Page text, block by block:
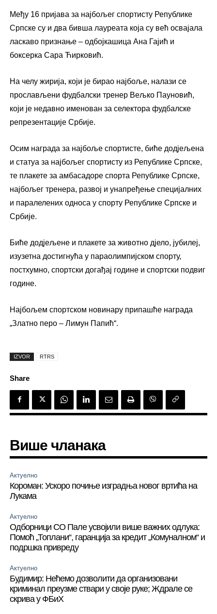
Међу 16 пријава за најбољег спортисту Републике
Српске су и два бивша лауреата која су већ освајала
ласкаво признање – одбојкашица Ана Гајић и
боксерка Сара Ћирковић.
На челу жирија, који је бирао најбоље, налази се
прослављени фудбалски тренер Вељко Пауновић,
који је недавно именован за селектора фудбалске
репрезентације Србије.
Осим награда за најбоље спортисте, биће додјељена
и статуа за најбољег спортисту из Републике Српске,
те плакете за амбасадоре спорта Републике Српске,
најбољег тренера, развој и унапређење специјалних
и паралелених односа у спорту Републике Српске и
Србије.
Биће додјељене и плакете за животно дјело, јубилеј,
изузетна достигнућа у параолимпијском спорту,
постхумно, спортски догађај године и спортски подвиг
године.
Најбољем спортском новинару припашће награда
„Златно перо – Лимун Папић“.
IZVOR RTRS
Share
Више чланака
Актуелно
Короман: Ускоро почиње изградња новог вртића на
Лукама
Актуелно
Одборници СО Пале усвојили више важних одлука:
Помоћ „Топлани“, гаранција за кредит „Комуналном“ и
подршка привреду
Актуелно
Будимир: Нећемо дозволити да организовани
криминал преузме ствари у своје руке; Ждрале се
скрива у ФБиХ